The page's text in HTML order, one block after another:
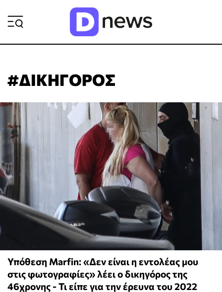
#ΔΙΚΗΓΟΡΟΣ
Υπόθεση Marfin: «Δεν είναι η εντολέας μου
στις φωτογραφίες» λέει ο δικηγόρος της
46χρονης - Τι είπε για την έρευνα του 2022